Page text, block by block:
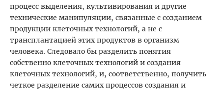
процесс выделения, культивирования и другие
технические манипуляции, связанные с созданием
продукции клеточных технологий, а не с
трансплантацией этих продуктов в организм
человека. Следовало бы разделить понятия
собственно клеточных технологий и создания
клеточных технологий, и, соответственно, получить
четкое разделение самих процессов создания и